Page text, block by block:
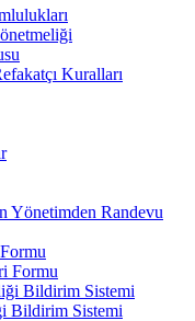
Kuralları
Yönetimden Randevu
Formu
Bildirim Sistemi
Bildirim Sistemi